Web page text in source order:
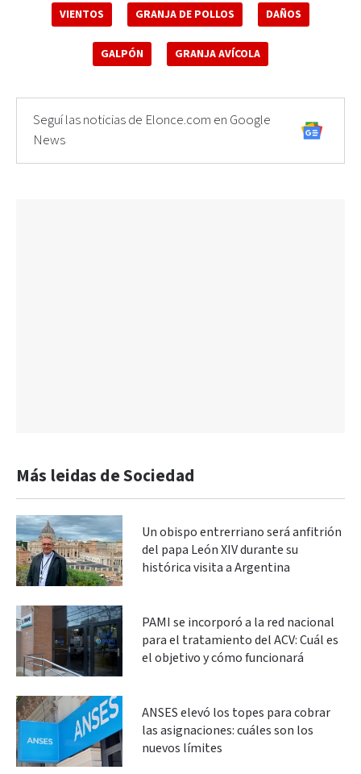
VIENTOS GRANJA DE POLLOS DAÑOS
GALPÓN GRANJA AVÍCOLA
Seguí las noticias de Elonce.com en Google
News
Más leidas de Sociedad
Un obispo entrerriano será anfitrión
del papa León XIV durante su
histórica visita a Argentina
PAMI se incorporó a la red nacional
para el tratamiento del ACV: Cuál es
el objetivo y cómo funcionará
ANSES elevó los topes para cobrar
las asignaciones: cuáles son los
nuevos límites